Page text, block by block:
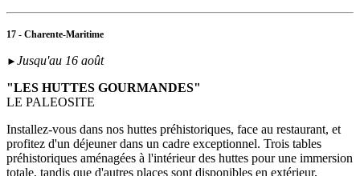
17 - Charente-Maritime
► Jusqu'au 16 août
"LES HUTTES GOURMANDES"
LE PALEOSITE
Installez-vous dans nos huttes préhistoriques, face au restaurant, et
profitez d'un déjeuner dans un cadre exceptionnel. Trois tables
préhistoriques aménagées à l'intérieur des huttes pour une immersion
totale, tandis que d'autres places sont disponibles en extérieur,